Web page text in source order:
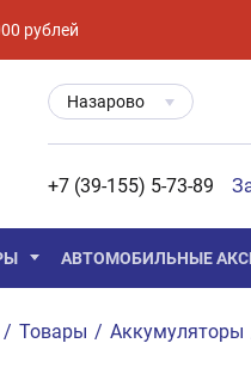
рублей
Назарово
+7 (39-155) 5-73-89
АВТОМОБИЛЬНЫЕ
/ Товары / Аккумуляторы